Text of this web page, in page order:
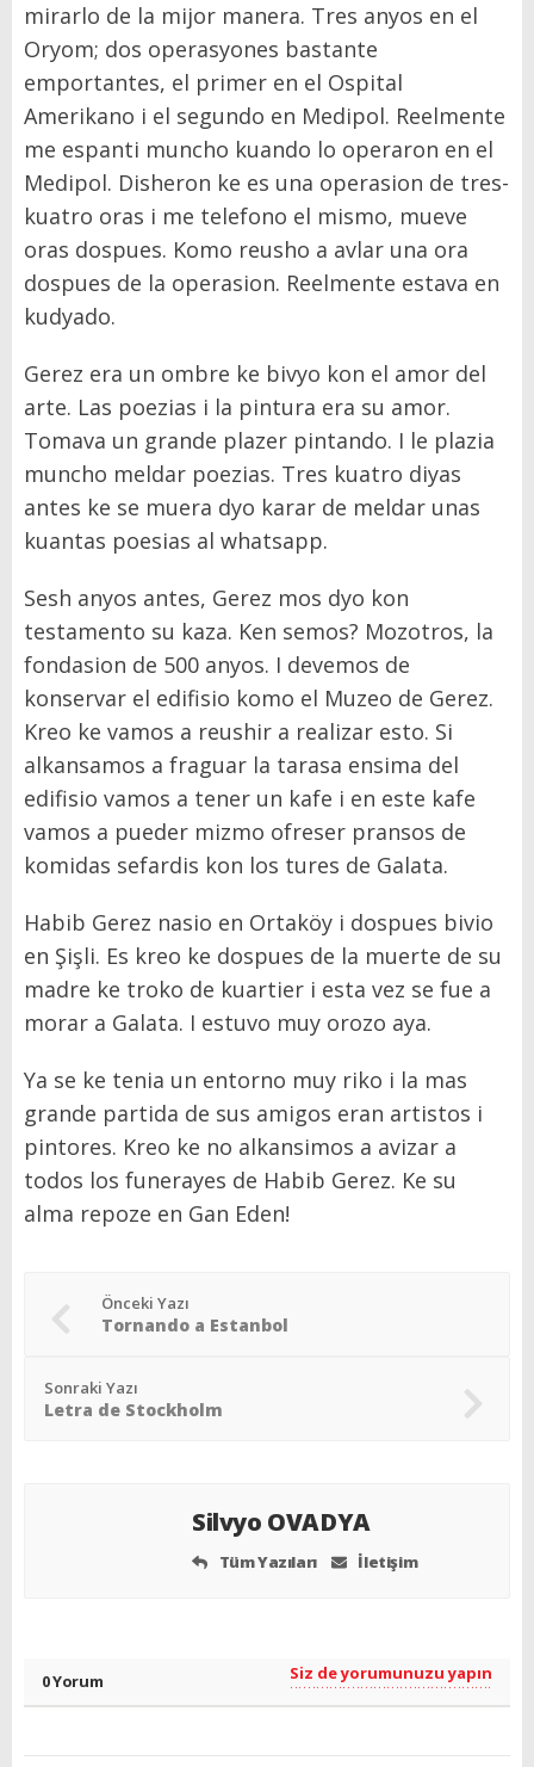
mirarlo de la mijor manera. Tres anyos en el
Oryom; dos operasyones bastante
emportantes, el primer en el Ospital
Amerikano i el segundo en Medipol. Reelmente
me espanti muncho kuando lo operaron en el
Medipol. Disheron ke es una operasion de tres-
kuatro oras i me telefono el mismo, mueve
oras dospues. Komo reusho a avlar una ora
dospues de la operasion. Reelmente estava en
kudyado.
Gerez era un ombre ke bivyo kon el amor del
arte. Las poezias i la pintura era su amor.
Tomava un grande plazer pintando. I le plazia
muncho meldar poezias. Tres kuatro diyas
antes ke se muera dyo karar de meldar unas
kuantas poesias al whatsapp.
Sesh anyos antes, Gerez mos dyo kon
testamento su kaza. Ken semos? Mozotros, la
fondasion de 500 anyos. I devemos de
konservar el edifisio komo el Muzeo de Gerez.
Kreo ke vamos a reushir a realizar esto. Si
alkansamos a fraguar la tarasa ensima del
edifisio vamos a tener un kafe i en este kafe
vamos a pueder mizmo ofreser pransos de
komidas sefardis kon los tures de Galata.
Habib Gerez nasio en Ortaköy i dospues bivio
en Şişli. Es kreo ke dospues de la muerte de su
madre ke troko de kuartier i esta vez se fue a
morar a Galata. I estuvo muy orozo aya.
Ya se ke tenia un entorno muy riko i la mas
grande partida de sus amigos eran artistos i
pintores. Kreo ke no alkansimos a avizar a
todos los funerayes de Habib Gerez. Ke su
alma repoze en Gan Eden!
Önceki Yazı
Tornando a Estanbol
Sonraki Yazı
Letra de Stockholm
Silvyo OVADYA
Tüm Yazıları İletişim
0 Yorum Siz de yorumunuzu yapın